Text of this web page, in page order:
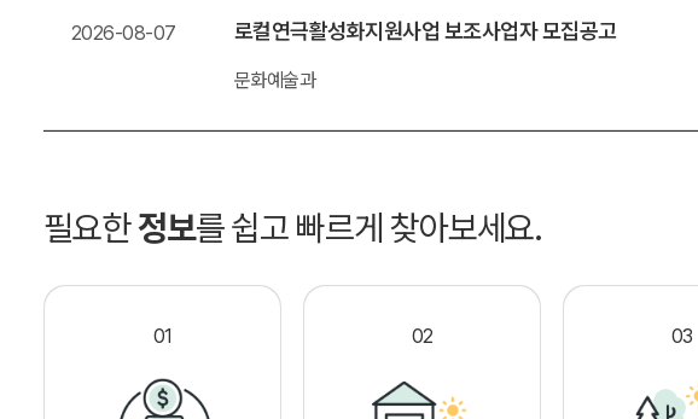
2026-08-07 로컬연극활성화지원사업 보조사업자 모집공고
문화예술과
필요한정보를 쉽고 빠르게 찾아보세요.
01 02 03